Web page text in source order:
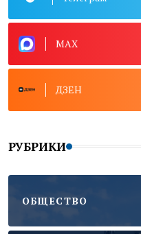
MAX
ДЗЕН
РУБРИКИ
ОБЩЕСТВО